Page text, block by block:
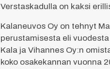
Verstaskadulla on kaksi
Kalaneuvos Oy on tehnyt
perustamisesta eli
Kala ja Vihannes Oy:n
koko osakekannan vuonna